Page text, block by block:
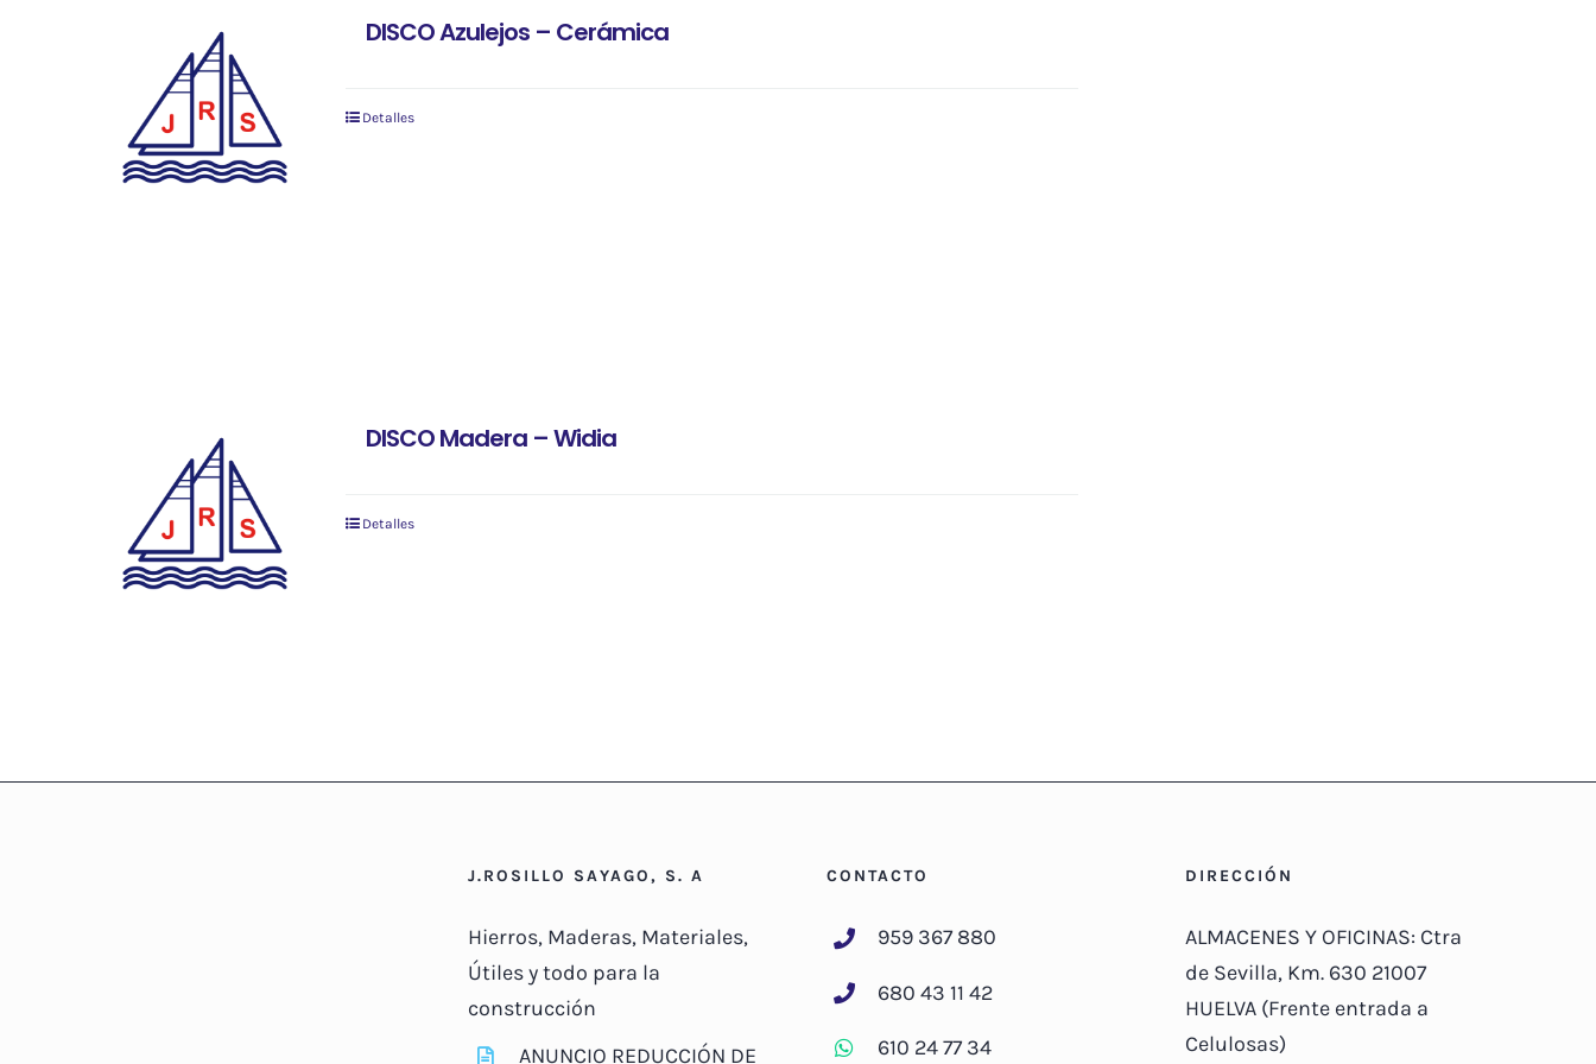
DISCO Azulejos – Cerámica
Detalles
DISCO Madera – Widia
Detalles
J.ROSILLO SAYAGO, S. A
Hierros, Maderas, Materiales,
Útiles y todo para la
construcción
ANUNCIO REDUCCIÓN DE
CONTACTO
959 367 880
680 43 11 42
610 24 77 34
DIRECCIÓN
ALMACENES Y OFICINAS: Ctra
de Sevilla, Km. 630 21007
HUELVA (Frente entrada a
Celulosas)